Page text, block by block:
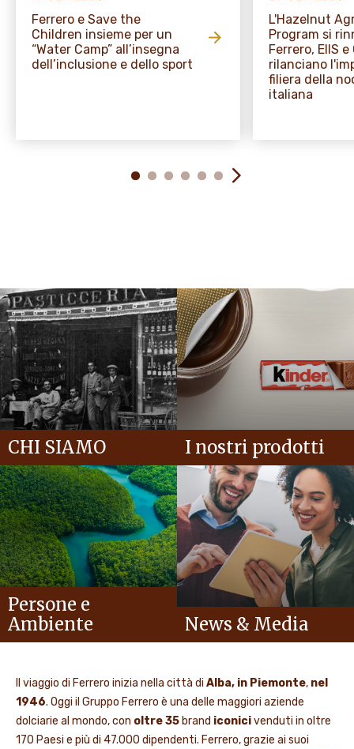
Ferrero e Save the
Children insieme per un
“Water Camp” all’insegna
dell’inclusione e dello sport
L'Hazelnut
Program si
Ferrero, EIIS e
rilanciano
filiera della
italiana
CHI SIAMO I nostri prodotti
Persone e
Ambiente
News & Media
Il viaggio di Ferrero inizia nella città di Alba, in Piemonte, nel
1946. Oggi il Gruppo Ferrero è una delle maggiori aziende
dolciarie al mondo, con oltre 35 brand iconicivenduti in oltre
170 Paesi e più di 47.000 dipendenti. Ferrero, grazie ai suoi